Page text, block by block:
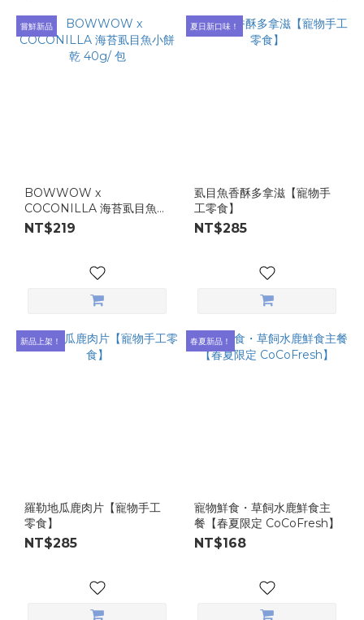
嘗鮮新品
BOWWOW x
COCONILLA 海苔虱目魚小
餅乾 40g/ 包
NT$219
夏日新口味！
虱目魚香酥多拿滋【寵物手
工零食】
NT$285
新品上架！
羅勒地瓜鹿肉片【寵物手工
零食】
NT$285
春夏新品！
寵物鮮食・草飼水鹿鮮食主
餐【春夏限定 CoCoFresh】
NT$168